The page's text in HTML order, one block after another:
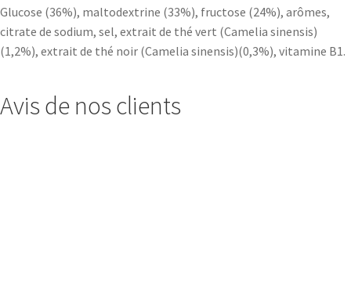
Glucose (36%), maltodextrine (33%), fructose (24%), arômes,
citrate de sodium, sel, extrait de thé vert (Camelia sinensis)
(1,2%), extrait de thé noir (Camelia sinensis)(0,3%), vitamine B1.
Avis de nos clients